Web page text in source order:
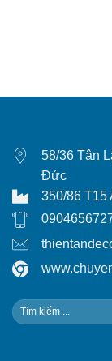
58/36 Tân
Đức
350/86 T15